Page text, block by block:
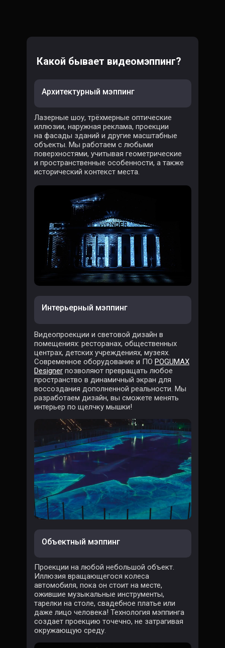
Какой бывает видеомэппинг?
Лазерные шоу, трёхмерные оптические
иллюзии, наружная реклама, проекции
на фасады зданий и другие масштабные
объекты. Мы работаем с любыми
поверхностями, учитывая геометрические
и пространственные особенности, а также
исторический контекст места.
Архитектурный мэппинг
Интерьерный мэппинг
Объектный мэппинг
Видеопроекции и световой дизайн в
помещениях: ресторанах, общественных
центрах, детских учреждениях, музеях.
Современное оборудование и ПО POGUMAX
Designer позволяют превращать любое
пространство в динамичный экран для
воссоздания дополненной реальности. Мы
разработаем дизайн, вы сможете менять
интерьер по щелчку мышки!
Проекции на любой небольшой объект.
Иллюзия вращающегося колеса
автомобиля, пока он стоит на месте,
ожившие музыкальные инструменты,
тарелки на столе, свадебное платье или
даже лицо человека! Технология мэппинга
создает проекцию точечно, не затрагивая
окружающую среду.